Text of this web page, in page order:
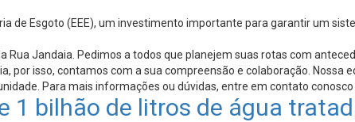
de Esgoto (EEE), um investimento importante para garantir um
Jandaia. Pedimos a todos que planejem suas rotas com
por isso, contamos com a sua compreensão e colaboração.
Para mais informações ou dúvidas, entre em contato
1 bilhão de litros de água